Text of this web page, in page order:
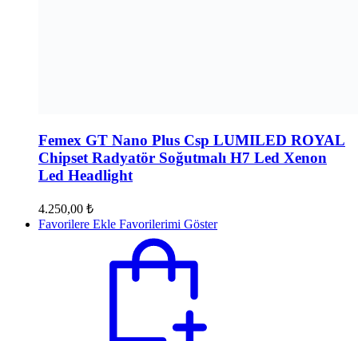
Femex GT Nano Plus Csp LUMILED ROYAL
Chipset Radyatör Soğutmalı H7 Led Xenon
Led Headlight
4.250,00 ₺
Favorilere Ekle Favorilerimi Göster